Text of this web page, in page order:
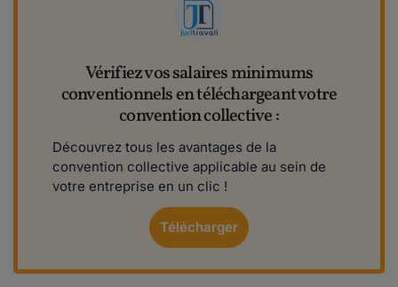
Vérifiez vos salaires minimums
conventionnels en téléchargeant votre
convention collective :
Découvrez tous les avantages de la
convention collective applicable au sein de
votre entreprise en un clic !
Télécharger